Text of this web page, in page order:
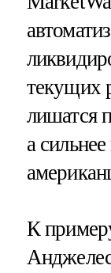
текущих
лишатся
а
К